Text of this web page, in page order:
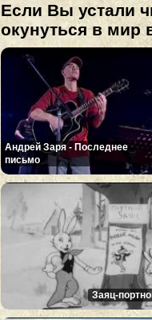
Если Вы устали
окунуться в мир
Андрей Заря - Последнее
письмо
Заяц-